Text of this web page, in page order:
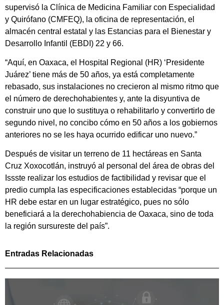
supervisó la Clínica de Medicina Familiar con Especialidad
y Quirófano (CMFEQ), la oficina de representación, el
almacén central estatal y las Estancias para el Bienestar y
Desarrollo Infantil (EBDI) 22 y 66.
“Aquí, en Oaxaca, el Hospital Regional (HR) ‘Presidente
Juárez’ tiene más de 50 años, ya está completamente
rebasado, sus instalaciones no crecieron al mismo ritmo que
el número de derechohabientes y, ante la disyuntiva de
construir uno que lo sustituya o rehabilitarlo y convertirlo de
segundo nivel, no concibo cómo en 50 años a los gobiernos
anteriores no se les haya ocurrido edificar uno nuevo.”
Después de visitar un terreno de 11 hectáreas en Santa
Cruz Xoxocotlán, instruyó al personal del área de obras del
Issste realizar los estudios de factibilidad y revisar que el
predio cumpla las especificaciones establecidas “porque un
HR debe estar en un lugar estratégico, pues no sólo
beneficiará a la derechohabiencia de Oaxaca, sino de toda
la región sursureste del país”.
Entradas Relacionadas